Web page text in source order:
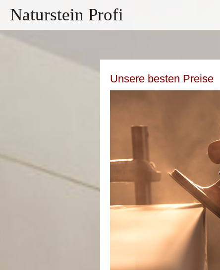
Naturstein Profi
Unsere besten Preise